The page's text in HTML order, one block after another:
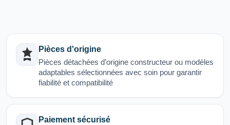
Pièces d'origine
Pièces détachées d’origine constructeur ou modèles
adaptables sélectionnées avec soin pour garantir
fiabilité et compatibilité
Paiement sécurisé